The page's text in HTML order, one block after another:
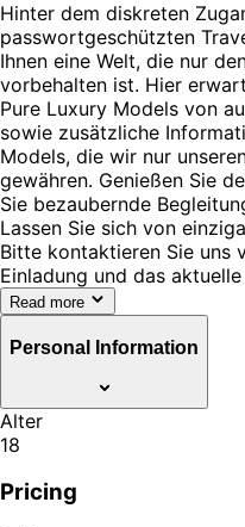
Hinter dem diskreten
passwortgeschützten
Ihnen eine Welt, die nur
vorbehalten ist. Hier
Pure Luxury Models von
sowie zusätzliche
Models, die wir nur
gewähren. Genießen Sie
Sie bezaubernde
Lassen Sie sich von
Bitte kontaktieren Sie uns
Einladung und das
Read more
Personal Information
Alter
18
Pricing